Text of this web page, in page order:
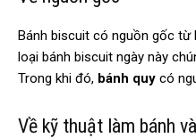
Bánh biscuit có nguồn gốc từ
loại bánh biscuit ngày này
Trong khi đó, bánh quy có
Về kỹ thuật làm bánh